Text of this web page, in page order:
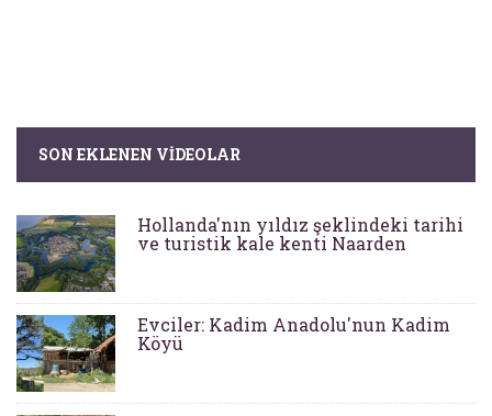
SON EKLENEN VIDEOLAR
Hollanda'nın yıldız şeklindeki tarihi
ve turistik kale kenti Naarden
Evciler: Kadim Anadolu'nun Kadim
Köyü